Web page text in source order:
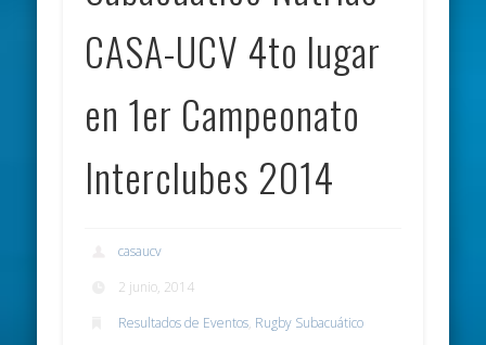
CASA-UCV 4to lugar
en 1er Campeonato
Interclubes 2014
casaucv
2 junio, 2014
Resultados de Eventos, Rugby Subacuático